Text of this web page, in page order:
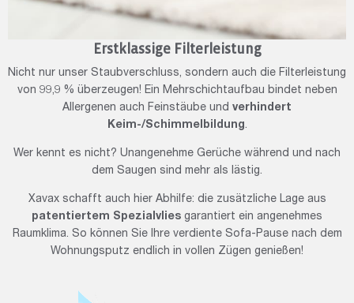
Erstklassige Filterleistung
Nicht nur unser Staubverschluss, sondern auch die Filterleistung
von 99,9 % überzeugen! Ein Mehrschichtaufbau bindet neben
Allergenen auch Feinstäube und verhindert
Keim-/Schimmelbildung .
Wer kennt es nicht? Unangenehme Gerüche während und nach
dem Saugen sind mehr als lästig.
Xavax schafft auch hier Abhilfe: die zusätzliche Lage aus
patentiertem Spezialvlies garantiert ein angenehmes
Raumklima. So können Sie Ihre verdiente Sofa-Pause nach dem
Wohnungsputz endlich in vollen Zügen genießen!